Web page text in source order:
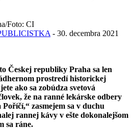
Foto: CI
- 30. decembra 2021
Českej republiky Praha sa len
prostredí historickej
ako sa zobúdza svetová
že na ranné lekárske odbery
Poříčí,“ zasmejem sa v duchu
rannej kávy v ešte dokonalejšom
sa ráne.